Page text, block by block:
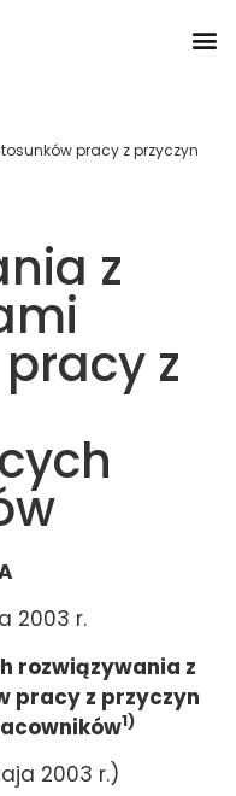
pracy z przyczyn
z
z
2003 r.
rozwiązywania z
pracy z przyczyn
1)
2003 r.)